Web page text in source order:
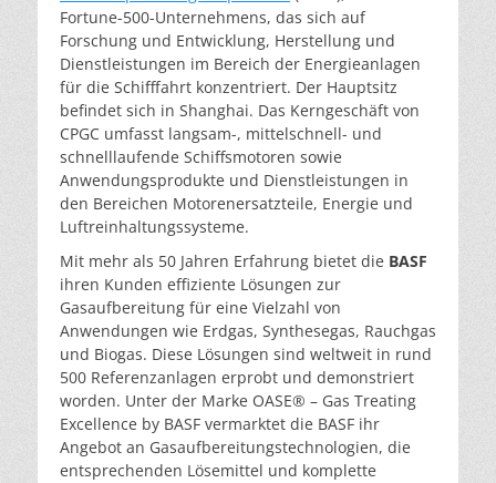
Fortune-500-Unternehmens, das sich auf
Forschung und Entwicklung, Herstellung und
Dienstleistungen im Bereich der Energieanlagen
für die Schifffahrt konzentriert. Der Hauptsitz
befindet sich in Shanghai. Das Kerngeschäft von
CPGC umfasst langsam-, mittelschnell- und
schnelllaufende Schiffsmotoren sowie
Anwendungsprodukte und Dienstleistungen in
den Bereichen Motorenersatzteile, Energie und
Luftreinhaltungssysteme.
Mit mehr als 50 Jahren Erfahrung bietet die BASF
ihren Kunden effiziente Lösungen zur
Gasaufbereitung für eine Vielzahl von
Anwendungen wie Erdgas, Synthesegas, Rauchgas
und Biogas. Diese Lösungen sind weltweit in rund
500 Referenzanlagen erprobt und demonstriert
worden. Unter der Marke OASE® – Gas Treating
Excellence by BASF vermarktet die BASF ihr
Angebot an Gasaufbereitungstechnologien, die
entsprechenden Lösemittel und komplette